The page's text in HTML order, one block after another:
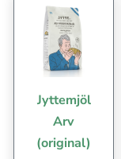
Jyttemjöl
Arv
(original)